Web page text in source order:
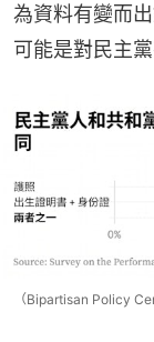
為資料有變而
可能是對民主
（Bipartisan Policy